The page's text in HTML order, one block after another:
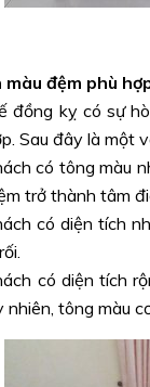
đệm phù
đồng kỵ có sự
Sau đây là một
có tông màu
trở thành tâm
có diện tích
có diện tích
nhiên, tông màu